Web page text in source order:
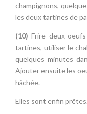
champignons,
les deux tartines de
(10)Frire deux
tartines, utiliser le
quelques minutes
Ajouter ensuite les
hâchée.
Elles sont enfin